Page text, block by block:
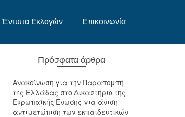
Έντυπα Εκλογών Επικοινωνία
Πρόσφατα άρθρα
Ανακοίνωση για την Παραπομπή
της Ελλάδας στο Δικαστήριο της
Ευρωπαϊκής Ένωσης για άνιση
αντιμετώπιση των εκπαιδευτικών